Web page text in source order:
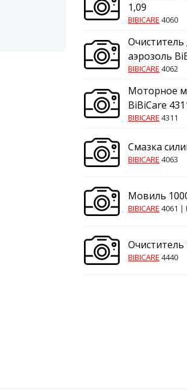
1,09
BIBICARE 4060
аэрозоль
BIBICARE 4062
Моторное
BiBiCare
BIBICARE 4311
Смазка
BIBICARE 4063
Мовиль
BIBICARE 4061 |
Очиститель
BIBICARE 4440